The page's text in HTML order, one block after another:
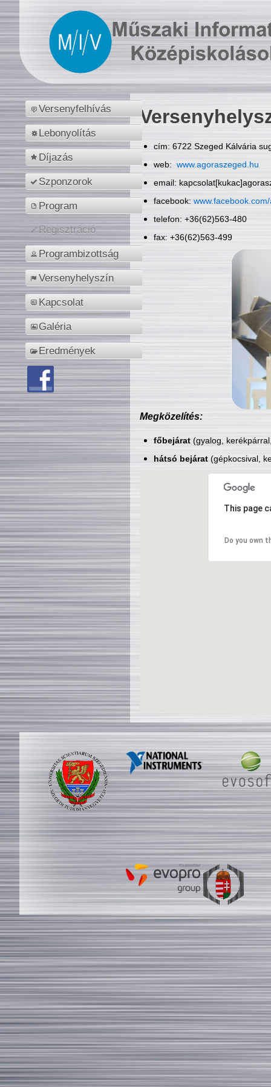
Versenyfelhívás
Lebonyolítás
Díjazás
Szponzorok
Program
Regisztráció
Programbizottság
Versenyhelyszín
Kapcsolat
Galéria
Eredmények
cím: 6722 Szeged Kálvária
web: www.agoraszeged.hu
email:
facebook:
telefon: +36(62)563-480
fax: +36(62)563-499
Megközelítés:
főbejárat(gyalog,
hátsó bejárat(gépkocsival,
This page
Do you own